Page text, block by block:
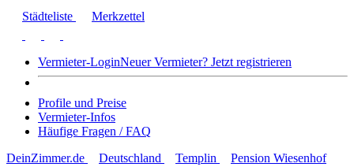
Städteliste Merkzettel
Vermieter-LoginNeuer Vermieter? Jetzt registrieren
Profile und Preise
Vermieter-Infos
Häufige Fragen / FAQ
DeinZimmer.de
Deutschland Templin
Pension Wiesenhof